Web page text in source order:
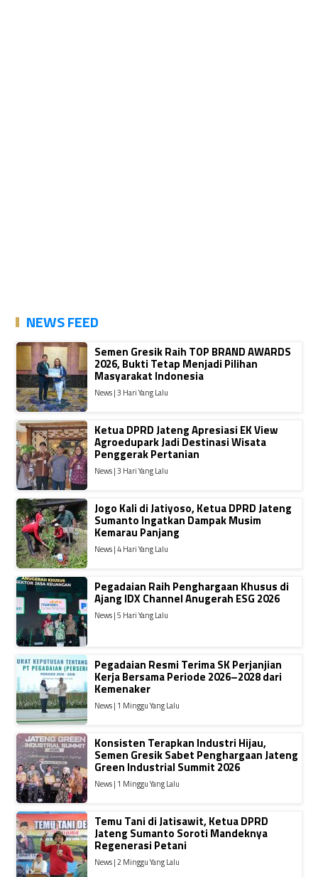
NEWS FEED
Semen Gresik Raih TOP BRAND AWARDS
2026, Bukti Tetap Menjadi Pilihan
Masyarakat Indonesia
News | 3 Hari Yang Lalu
Ketua DPRD Jateng Apresiasi EK View
Agroedupark Jadi Destinasi Wisata
Penggerak Pertanian
News | 3 Hari Yang Lalu
Jogo Kali di Jatiyoso, Ketua DPRD Jateng
Sumanto Ingatkan Dampak Musim
Kemarau Panjang
News | 4 Hari Yang Lalu
Pegadaian Raih Penghargaan Khusus di
Ajang IDX Channel Anugerah ESG 2026
News | 5 Hari Yang Lalu
Pegadaian Resmi Terima SK Perjanjian
Kerja Bersama Periode 2026–2028 dari
Kemenaker
News | 1 Minggu Yang Lalu
Konsisten Terapkan Industri Hijau,
Semen Gresik Sabet Penghargaan Jateng
Green Industrial Summit 2026
News | 1 Minggu Yang Lalu
Temu Tani di Jatisawit, Ketua DPRD
Jateng Sumanto Soroti Mandeknya
Regenerasi Petani
News | 2 Minggu Yang Lalu